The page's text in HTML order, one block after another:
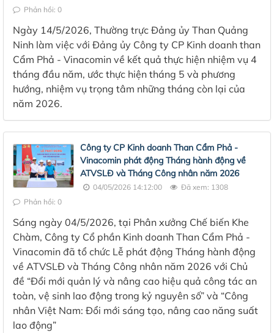
Phản hồi: 0
Ngày 14/5/2026, Thường trực Đảng ủy Than Quảng
Ninh làm việc với Đảng ủy Công ty CP Kinh doanh than
Cẩm Phả - Vinacomin về kết quả thực hiện nhiệm vụ 4
tháng đầu năm, ước thực hiện tháng 5 và phương
hướng, nhiệm vụ trọng tâm những tháng còn lại của
năm 2026.
Công ty CP Kinh doanh Than Cẩm Phả -
Vinacomin phát động Tháng hành động về
ATVSLĐ và Tháng Công nhân năm 2026
04/05/2026 14:12:00
Đã xem: 1308
Phản hồi: 0
Sáng ngày 04/5/2026, tại Phân xưởng Chế biến Khe
Chàm, Công ty Cổ phần Kinh doanh Than Cẩm Phả -
Vinacomin đã tổ chức Lễ phát động Tháng hành động
về ATVSLĐ và Tháng Công nhân năm 2026 với Chủ
đề “Đổi mới quản lý và nâng cao hiệu quả công tác an
toàn, vệ sinh lao động trong kỷ nguyên số” và “Công
nhân Việt Nam: Đổi mới sáng tạo, nâng cao năng suất
lao động”